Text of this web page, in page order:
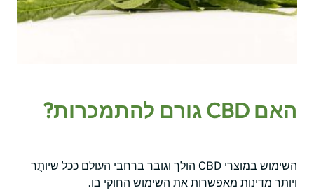
האם CBD גורם להתמכרות?
השימוש במוצרי CBD הולך וגובר ברחבי העולם ככל שיותֳר
ויותר מדינות מאפשרות את השימוש החוקי בו.